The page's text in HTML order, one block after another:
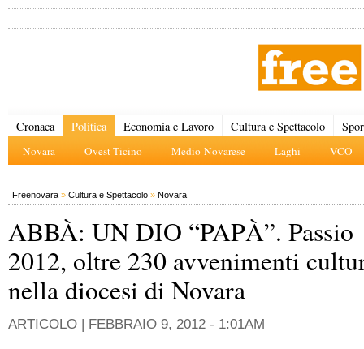
Cronaca Politica
Novara Ovest-Ticino Medio-Novarese Laghi VCO
Economia e Lavoro Cultura e Spettacolo
Freenovara » Cultura e Spettacolo » Novara
ABBÀ: UN DIO “PAPÀ”. Passio
2012, oltre 230 avvenimenti
nella diocesi di Novara
ARTICOLO | FEBBRAIO 9, 2012 - 1:01AM